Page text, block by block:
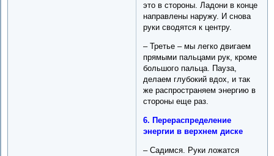
это в стороны. Ладони в конце
направлены наружу. И снова
руки сводятся к центру.
– Третье – мы легко двигаем
прямыми пальцами рук, кроме
большого пальца. Пауза,
делаем глубокий вдох, и так
же распространяем энергию в
стороны еще раз.
6. Перераспределение
энергии в верхнем диске
– Садимся. Руки ложатся